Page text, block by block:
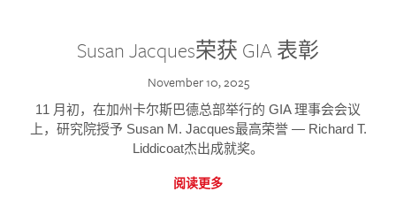
Susan Jacques荣获 GIA 表彰
November 10, 2025
11 月初，在加州卡尔斯巴德总部举行的 GIA 理事会会议
上，研究院授予 Susan M. Jacques最高荣誉 — Richard T.
Liddicoat杰出成就奖。
阅读更多